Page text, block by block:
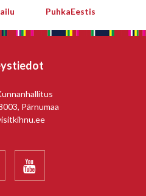
PuhkaEestis
Pärnumaa
